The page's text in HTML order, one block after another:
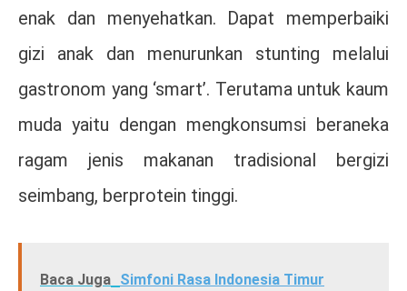
enak dan menyehatkan. Dapat memperbaiki
gizi anak dan menurunkan stunting melalui
gastronom yang ‘smart’. Terutama untuk kaum
muda yaitu dengan mengkonsumsi beraneka
ragam jenis makanan tradisional bergizi
seimbang, berprotein tinggi.
Baca Juga Simfoni Rasa Indonesia Timur